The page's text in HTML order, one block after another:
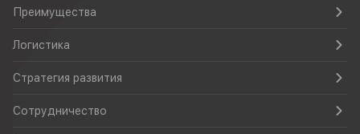
Преимущества
Логистика
Стратегия развития
Сотрудничество